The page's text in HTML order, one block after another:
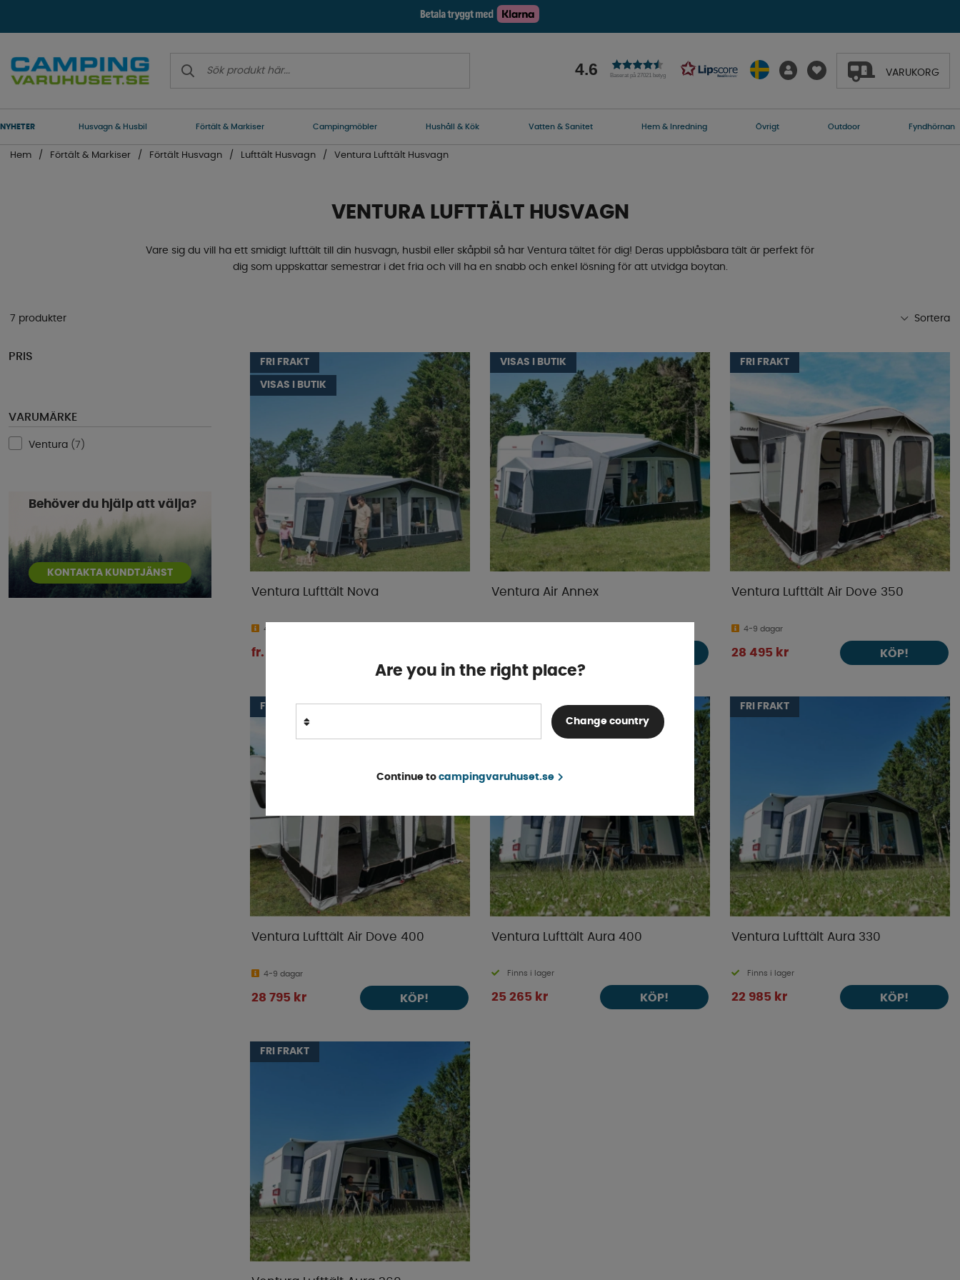
4.6 Baserat på 27021 betyg VARUKORG
NYHETER Husvagn & Husbil Förtält & Markiser Campingmöbler Hushåll & Kök Vatten & Sanitet Hem & Inredning Övrigt Outdoor Fyndhörnan
Hem Förtält & Markiser Förtält Husvagn Lufttält Husvagn Ventura Lufttält Husvagn
VENTURA LUFTTÄLT HUSVAGN
Vare sig du vill ha ett smidigt lufttält till din husvagn, husbil eller skåpbil så har Ventura tältet för dig! Deras uppblåsbara tält är perfekt för
dig som uppskattar semestrar i det fria och vill ha en snabb och enkel lösning för att utvidga boytan.
Sortera
Mest populära
Butikens favoriter
Namn A-Ö
Namn Ö-A
Lägsta pris
Högsta pris
Varumärke
Publiceringsdatum
7 produkter
PRIS
VARUMÄRKE
Ventura ( 7 )
Behöver du hjälp att välja?
KONTAKTA KUNDTJÄNST
FRI FRAKT
VISAS I BUTIK
Ventura Lufttält Nova
4-9 dagar
fr. 28 290 kr
VISAS I BUTIK
Ventura Air Annex
FRI FRAKT
Ventura Lufttält Air Dove 350
4-9 dagar
28 495 kr KÖP!
FRI FRAKT
Ventura Lufttält Air Dove 400
4-9 dagar
28 795 kr KÖP!
FRI FRAKT
Ventura Lufttält Aura 400
Finns i lager
25 265 kr KÖP!
FRI FRAKT
Ventura Lufttält Aura 330
Finns i lager
22 985 kr KÖP!
FRI FRAKT
Are you in the right place?
Change country
Continue to campingvaruhuset.se